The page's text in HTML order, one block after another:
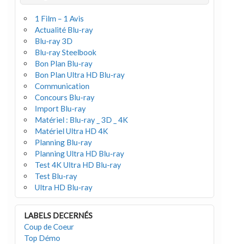
1 Film – 1 Avis
Actualité Blu-ray
Blu-ray 3D
Blu-ray Steelbook
Bon Plan Blu-ray
Bon Plan Ultra HD Blu-ray
Communication
Concours Blu-ray
Import Blu-ray
Matériel : Blu-ray _ 3D _ 4K
Matériel Ultra HD 4K
Planning Blu-ray
Planning Ultra HD Blu-ray
Test 4K Ultra HD Blu-ray
Test Blu-ray
Ultra HD Blu-ray
LABELS DECERNÉS
Coup de Coeur
Top Démo